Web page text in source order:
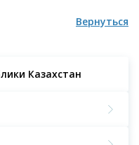
Казахстан
Вернуться